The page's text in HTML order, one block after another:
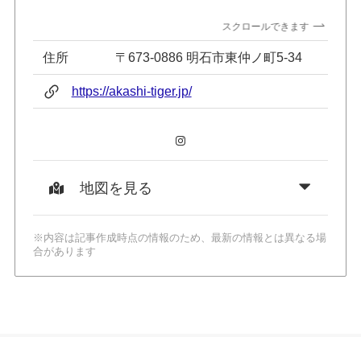
スクロールできます
住所 〒673-0886 明石市東仲ノ町5-34
https://akashi-tiger.jp/
Instagram
地図を見る
※内容は記事作成時点の情報のため、最新の情報とは異なる場
合があります